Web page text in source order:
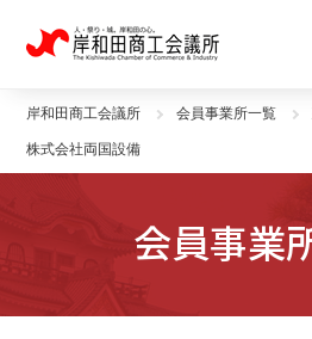
岸和田商
岸和田商工会議所 会員事業所一覧
株式会社両国設備
会員事業